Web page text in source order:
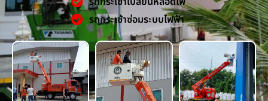
รถกระเช้าซ่อมระบบไฟฟ้า